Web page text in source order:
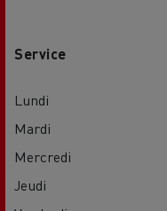
Service
Lundi
Mardi
Mercredi
Jeudi